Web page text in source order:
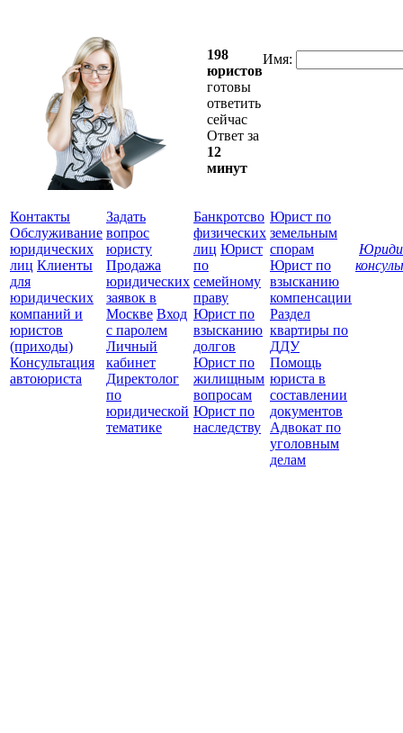
198
юристов
готовы
ответить
сейчас
Ответ за
12
минут
Имя:
Контакты
Обслуживание
юридических
лиц Клиенты
для
юридических
компаний и
юристов
(приходы)
Консультация
автоюриста
Задать
вопрос
юристу
Продажа
юридических
заявок в
Москве Вход
с паролем
Личный
кабинет
Директолог
по
юридической
тематике
Банкротсво
физических
лиц Юрист
по
семейному
праву
Юрист по
взысканию
долгов
Юрист по
жилищным
вопросам
Юрист по
наследству
Юрист по
земельным
спорам
Юрист по
взысканию
компенсации
Раздел
квартиры по
ДДУ
Помощь
юриста в
составлении
документов
Адвокат по
уголовным
делам